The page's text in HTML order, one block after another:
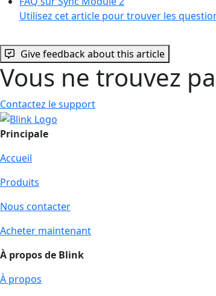
Utilisez cet article pour trouver les
Give feedback about this article
Vous ne trouvez
Contactez le support
Principale
Accueil
Produits
Nous contacter
Acheter maintenant
À propos de Blink
À propos